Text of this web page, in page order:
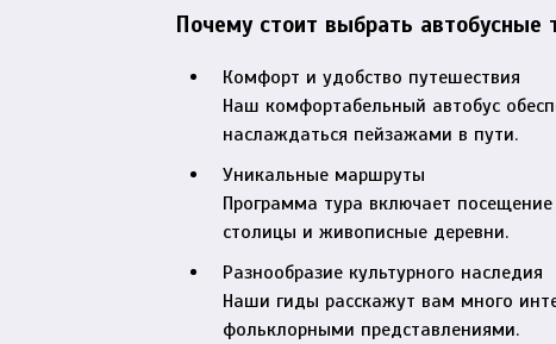
Почему стоит выбрать
Комфорт и удобство путешествия
Наш комфортабельный автобус
наслаждаться пейзажами в пути.
Уникальные маршруты
Программа тура включает
столицы и живописные деревни.
Разнообразие культурного наследия
Наши гиды расскажут вам много
фольклорными представлениями.